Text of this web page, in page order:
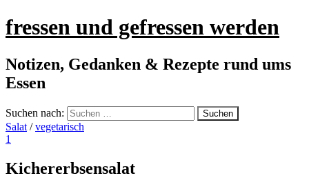
fressen und gefressen werden
Notizen, Gedanken & Rezepte rund ums
Essen
Suchen nach:
Salat /vegetarisch
1
Kichererbsensalat